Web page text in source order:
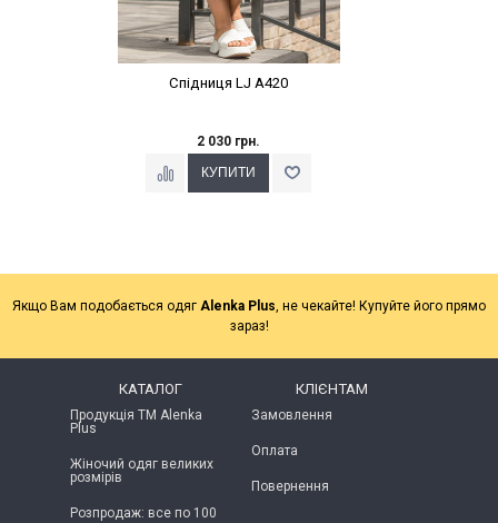
Спідниця LJ A420
2 030 грн.
Якщо Вам подобається одяг Alenka Plus, не чекайте! Купуйте його прямо
зараз!
КАТАЛОГ
Продукція ТМ Alenka
Plus
Жіночий одяг великих
розмірів
Розпродаж: все по 100
КЛІЄНТАМ
Замовлення
Оплата
Повернення